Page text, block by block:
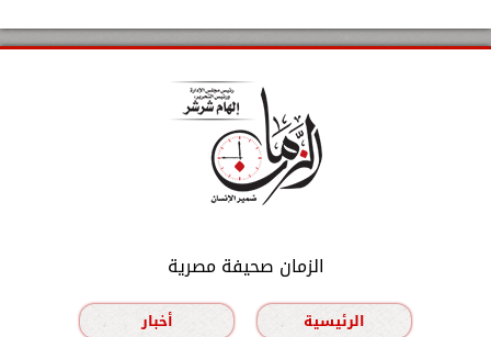
الزمان صحيفة مصرية
الرئيسية
أخبار